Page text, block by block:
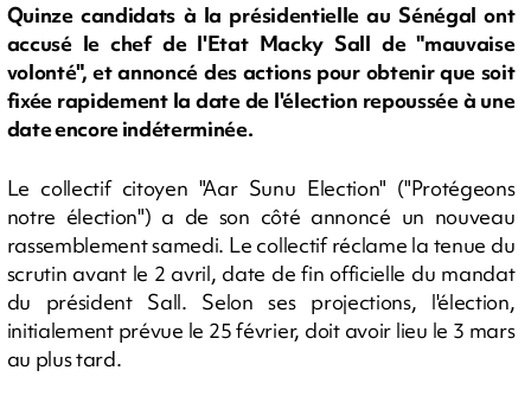
Quinze candidats à la présidentielle au Sénégal ont
accusé le chef de l'Etat Macky Sall de "mauvaise
volonté", et annoncé des actions pour obtenir que soit
fixée rapidement la date de l'élection repoussée à une
date encore indéterminée.
Le collectif citoyen "Aar Sunu Election" ("Protégeons
notre élection") a de son côté annoncé un nouveau
rassemblement samedi. Le collectif réclame la tenue du
scrutin avant le 2 avril, date de fin officielle du mandat
du président Sall. Selon ses projections, l'élection,
initialement prévue le 25 février, doit avoir lieu le 3 mars
au plus tard.